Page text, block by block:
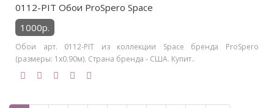
0112-PIT Обои ProSpero Space
1000р.
Обои арт. 0112-PIT из коллекции Space бренда ProSpero
(размеры: 1х0.90м). Страна бренда - США. Купит..